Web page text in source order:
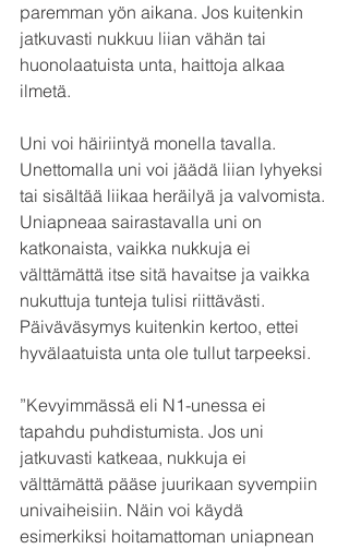
paremman yön aikana. Jos kuitenkin
jatkuvasti nukkuu liian vähän tai
huonolaatuista unta, haittoja alkaa
ilmetä.
Uni voi häiriintyä monella tavalla.
Unettomalla uni voi jäädä liian lyhyeksi
tai sisältää liikaa heräilyä ja valvomista.
Uniapneaa sairastavalla uni on
katkonaista, vaikka nukkuja ei
välttämättä itse sitä havaitse ja vaikka
nukuttuja tunteja tulisi riittävästi.
Päiväväsymys kuitenkin kertoo, ettei
hyvälaatuista unta ole tullut tarpeeksi.
”Kevyimmässä eli N1-unessa ei
tapahdu puhdistumista. Jos uni
jatkuvasti katkeaa, nukkuja ei
välttämättä pääse juurikaan syvempiin
univaiheisiin. Näin voi käydä
esimerkiksi hoitamattoman uniapnean